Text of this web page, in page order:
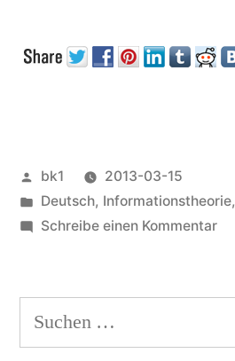
Veröffentlicht
von
bk1
2013-03-15
Veröffentlicht
unter
Deutsch, Informationstheorie,
Schreibe einen Kommentarzu
Suchen
nach: